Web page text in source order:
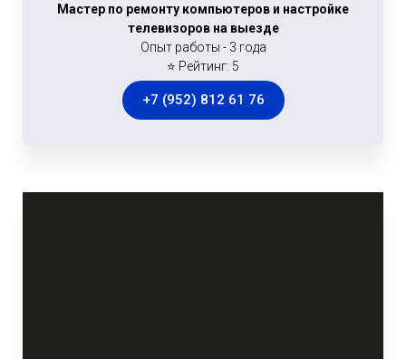
Мастер по ремонту компьютеров и настройке
телевизоров на выезде
Опыт работы - 3 года
⭐ Рейтинг: 5
+7 (952) 812 61 76